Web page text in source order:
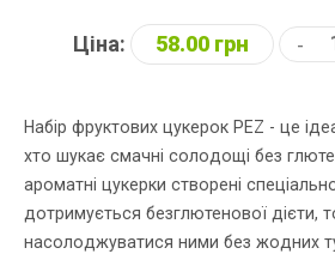
Ціна: 58.00 грн -
Набір фруктових цукерок PEZ - це
хто шукає смачні солодощі без
ароматні цукерки створені
дотримується безглютенової дієти,
насолоджуватися ними без жодних